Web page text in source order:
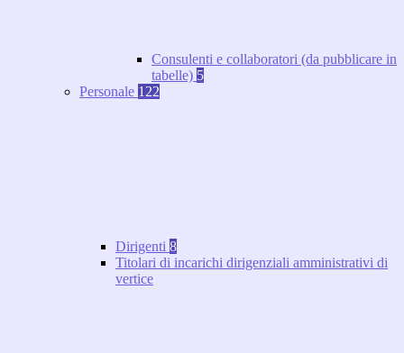
Consulenti e collaboratori (da pubblicare in
tabelle) 5
Personale 122
Dirigenti 8
Titolari di incarichi dirigenziali amministrativi di
vertice